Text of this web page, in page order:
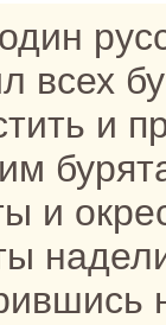
всех
и
и